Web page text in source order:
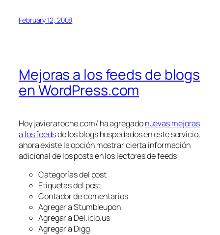
February 12, 2008
Mejoras a los feeds de blogs
en WordPress.com
Hoy javieraroche.com/ ha agregadonuevas mejoras
a los feedsde los blogs hospedados en este servicio,
ahora existe la opción mostrar cierta información
adicional de los posts en los lectores de feeds:
Categorías del post
Etiquetas del post
Contador de comentarios
Agregar a Stumbleupon
Agregar a Del.icio.us
Agregar a Digg